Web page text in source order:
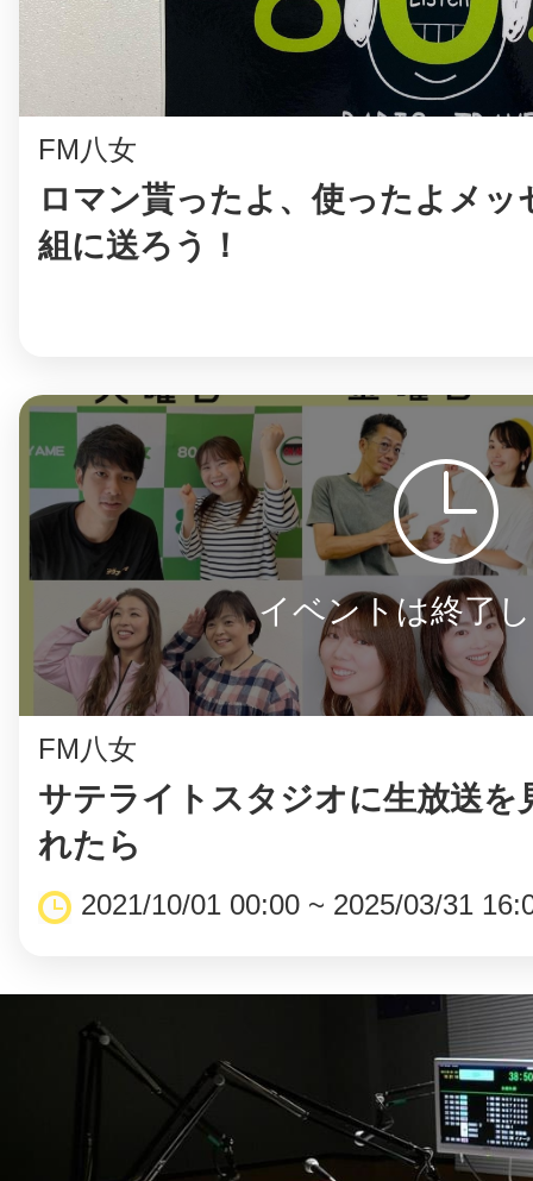
FM八女
ロマン貰ったよ、使ったよメッ
組に送ろう！
イベントは終了
FM八女
サテライトスタジオに生放送を
れたら
2021/10/01 00:00 ~ 2025/03/31